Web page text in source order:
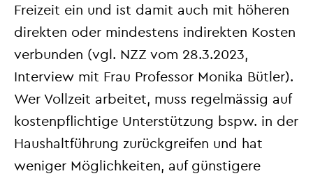
Freizeit ein und ist damit auch mit höheren
direkten oder mindestens indirekten Kosten
verbunden (vgl. NZZ vom 28.3.2023,
Interview mit Frau Professor Monika Bütler).
Wer Vollzeit arbeitet, muss regelmässig auf
kostenpflichtige Unterstützung bspw. in der
Haushaltführung zurückgreifen und hat
weniger Möglichkeiten, auf günstigere